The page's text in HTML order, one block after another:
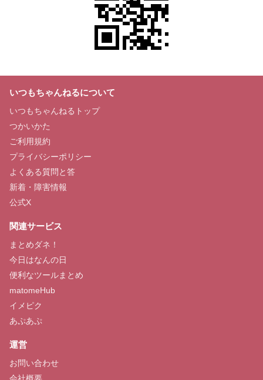
いつもちゃんねるについて
いつもちゃんねるトップ
つかいかた
ご利用規約
プライバシーポリシー
よくある質問と答
新着・障害情報
公式X
関連サービス
まとめダネ！
今日はなんの日
便利なツールまとめ
matomeHub
イメピク
あぷあぷ
運営
お問い合わせ